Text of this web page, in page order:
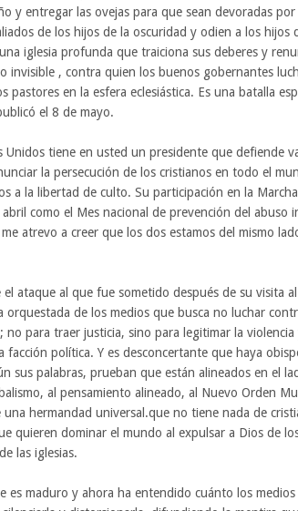
y entregar las ovejas para que sean devoradas
de los hijos de la oscuridad y odien a los hijos
iglesia profunda que traiciona sus deberes y
invisible , contra quien los buenos gobernantes
pastores en la esfera eclesiástica. Es una batalla
el 8 de mayo.
Unidos tiene en usted un presidente que defiende
la persecución de los cristianos en todo el
a la libertad de culto. Su participación en la
como el Mes nacional de prevención del abuso
atrevo a creer que los dos estamos del mismo
ataque al que fue sometido después de su visita
de los medios que busca no luchar
no para traer justicia, sino para legitimar la
facción política. Y es desconcertante que haya
sus palabras, prueban que están alineados en el
al pensamiento alineado, al Nuevo Orden
hermandad universal.que no tiene nada de
quieren dominar el mundo al expulsar a Dios de
las iglesias.
es maduro y ahora ha entendido cuánto los